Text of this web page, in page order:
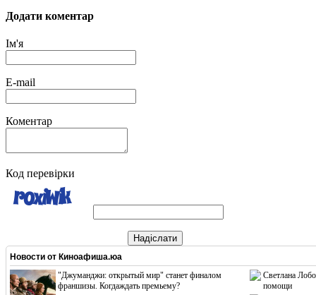
Додати коментар
Ім'я
E-mail
Коментар
Код перевірки
Надіслати
Новости от Киноафиша.юа
"Джуманджи: открытый мир" станет финалом
франшизы. Когдаждать премьему?
Светлана
помощи